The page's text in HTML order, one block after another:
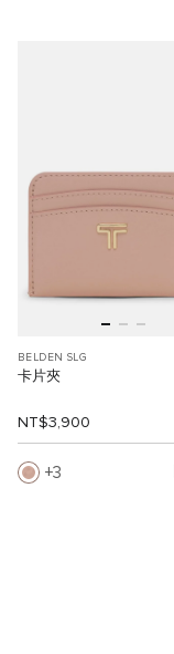
BELDEN SLG
卡片夾
NT$3,900
3